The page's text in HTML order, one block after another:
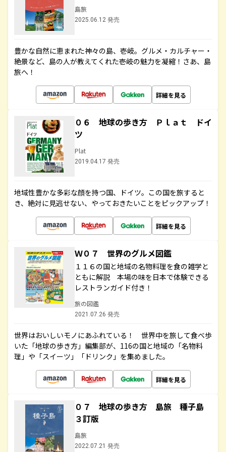
島旅
2025.06.12 発売
豊かな自然に恵まれた神々の島、壱岐。グルメ・カルチャー・
絶景など、島の人が教えてくれた壱岐の魅力を凝縮！さあ、島
旅へ！
詳細を見る
０６ 地球の歩き方 Ｐｌａｔ ドイ
ツ
Plat
2019.04.17 発売
地域性豊かな多彩な顔を持つ国、ドイツ。この国を旅すると
き、絶対に見逃せない、やっておきたいことをピックアップ！
詳細を見る
Ｗ０７ 世界のグルメ図鑑
１１６の国と地域の名物料理を食の雑学と
ともに解説 本場の味を日本で体験できる
レストランガイド付き！
旅の図鑑
2021.07.26 発売
世界はおいしいモノにあふれている！ 世界中を旅して食べ歩
いた「地球の歩き方」編集部が、116の国と地域の「名物料
理」や「スイーツ」「ドリンク」を集めました。
詳細を見る
０７ 地球の歩き方 島旅 種子島
３訂版
島旅
2022.07.21 発売